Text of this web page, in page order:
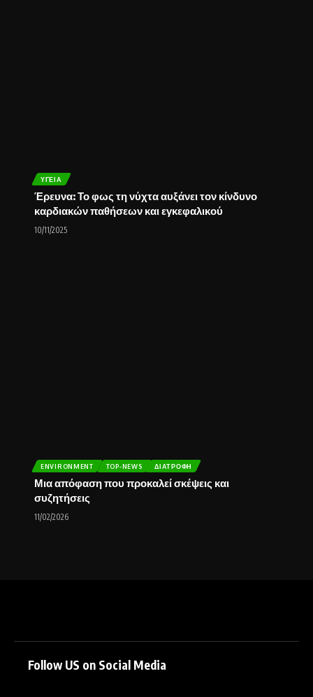
ΥΓΕΊΑ
Έρευνα: Το φως τη νύχτα αυξάνει τον κίνδυνο
καρδιακών παθήσεων και εγκεφαλικού
10/11/2025
ENVIRONMENT TOP-NEWS ΔΙΑΤΡΟΦΉ
Μια απόφαση που προκαλεί σκέψεις και
συζητήσεις
11/02/2026
Follow US on Social Media